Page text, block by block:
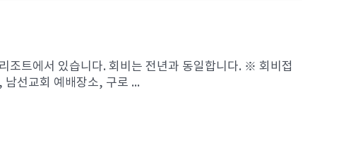
조트에서 있습니다. 회비는 전년과 동일합니다. ※ 회비접
선교회 예배장소, 구로 ...